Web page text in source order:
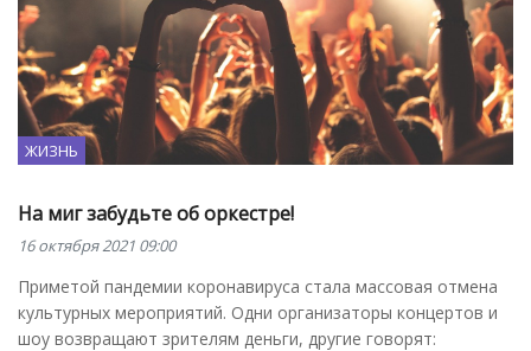
ЖИЗНЬ
На миг забудьте об оркестре!
16 октября 2021 09:00
Приметой пандемии коронавируса стала массовая отмена
культурных мероприятий. Одни организаторы концертов и
шоу возвращают зрителям деньги, другие говорят: